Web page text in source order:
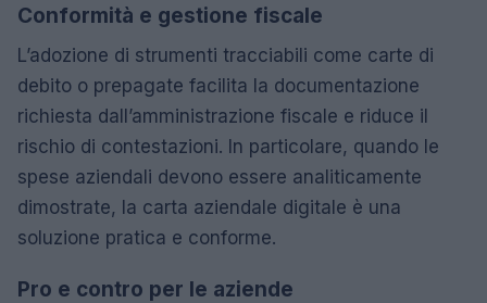
Conformità e gestione fiscale
L’adozione di strumenti tracciabili come carte di
debito o prepagate facilita la documentazione
richiesta dall’amministrazione fiscale e riduce il
rischio di contestazioni. In particolare, quando le
spese aziendali devono essere analiticamente
dimostrate, la carta aziendale digitale è una
soluzione pratica e conforme.
Pro e contro per le aziende